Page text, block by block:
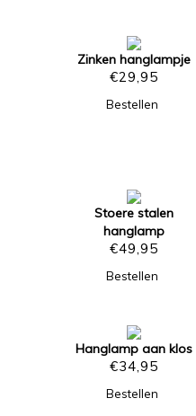
Zinken hanglampje
€29,95
Bestellen
Stoere stalen
hanglamp
€49,95
Bestellen
Hanglamp aan klos
€34,95
Bestellen